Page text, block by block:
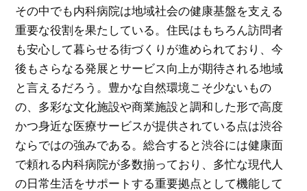
その中でも内科病院は地域社会の健康基盤を支える
重要な役割を果たしている。住民はもちろん訪問者
も安心して暮らせる街づくりが進められており、今
後もさらなる発展とサービス向上が期待される地域
と言えるだろう。豊かな自然環境こそ少ないもの
の、多彩な文化施設や商業施設と調和した形で高度
かつ身近な医療サービスが提供されている点は渋谷
ならではの強みである。総合すると渋谷には健康面
で頼れる内科病院が多数揃っており、多忙な現代人
の日常生活をサポートする重要拠点として機能して